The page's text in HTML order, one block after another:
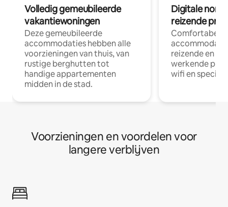
Volledig gemeubileerde
vakantiewoningen
Deze gemeubileerde
accommodaties hebben alle
voorzieningen van thuis, van
rustige berghutten tot
handige appartementen
midden in de stad.
Digitale
reizende
Comfortabele
reizende en
werkende
wifi en
Voorzieningen en voordelen voor
langere verblijven